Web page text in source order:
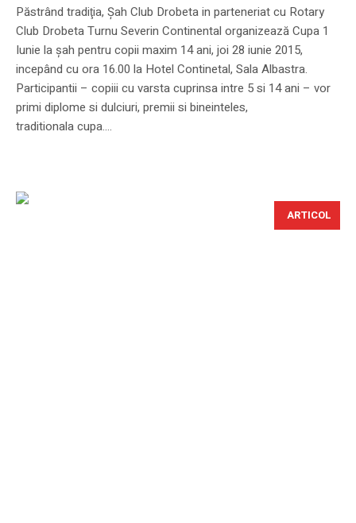
Păstrând tradiţia, Şah Club Drobeta in parteneriat cu Rotary
Club Drobeta Turnu Severin Continental organizează Cupa 1
Iunie la şah pentru copii maxim 14 ani, joi 28 iunie 2015,
incepând cu ora 16.00 la Hotel Continetal, Sala Albastra.
Participantii – copiii cu varsta cuprinsa intre 5 si 14 ani – vor
primi diplome si dulciuri, premii si bineinteles,
traditionala cupa....
ARTICOL